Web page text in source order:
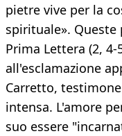
pietre vive per la
spirituale». Queste
Prima Lettera (2,
all'esclamazione
Carretto,
intensa. L'amore
suo essere